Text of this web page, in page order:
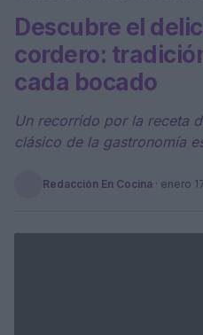
Descubre el
cordero:
cada bocado
Un recorrido por la receta
clásico de la gastronomía
Redacción En Cocina · enero